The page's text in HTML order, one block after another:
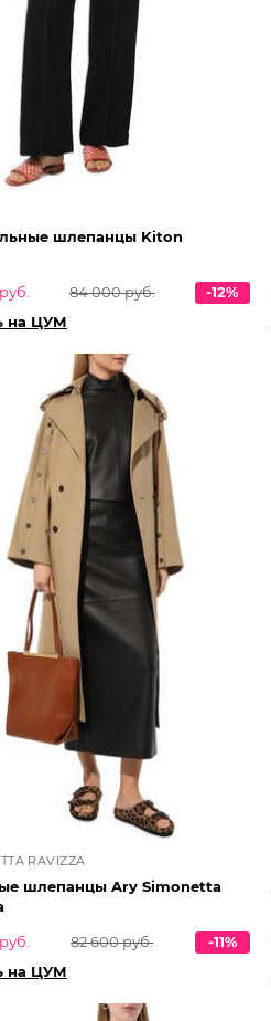
шлепанцы Kiton
84 000 руб.
-12%
на ЦУМ
RAVIZZA
шлепанцы Ary Simonetta
82 600 руб.
-11%
на ЦУМ